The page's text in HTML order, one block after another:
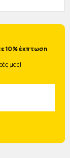
10% έκπτωση
μας!